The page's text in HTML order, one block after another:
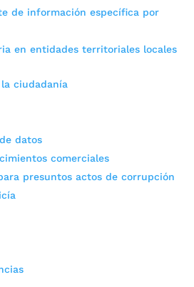
de información específica por
en entidades territoriales locales
ciudadanía
datos
comerciales
presuntos actos de corrupción
al tráfico
junto a la Policía
refuerzan su
contra el narcotráfico.
En el marco del Plan
la Policía Metropolitana de
su batalla...